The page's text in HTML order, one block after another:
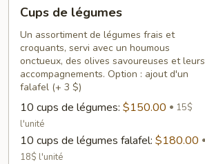
légumes
Cups de légumes
Un assortiment de légumes frais et
croquants, servi avec un houmous
onctueux, des olives savoureuses et leurs
accompagnements. Option : ajout d'un
falafel (+ 3 $)
10 cups de légumes: $150.00
15$
l'unité
10 cups de légumes falafel: $180.00
18$ l'unité